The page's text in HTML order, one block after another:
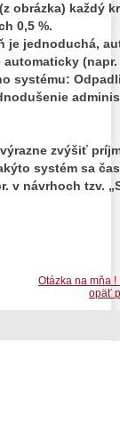
obrázka) každý
0,5 %.
je jednoduchá,
systému:
zvýšiť
systém sa
v návrhoch tzv.
Otázka na mňa
opäť